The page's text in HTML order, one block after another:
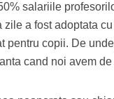
salariile
zile a fost adoptata
pentru copii. De
cand noi avem